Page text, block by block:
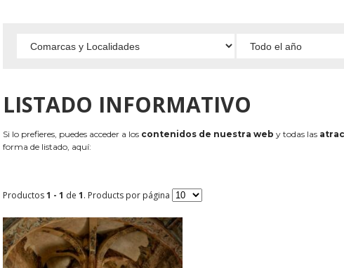
LISTADO INFORMATIVO
Si lo prefieres, puedes acceder a los contenidos de nuestra web y todas las
forma de listado, aquí:
Productos1 - 1 de 1. Products por página